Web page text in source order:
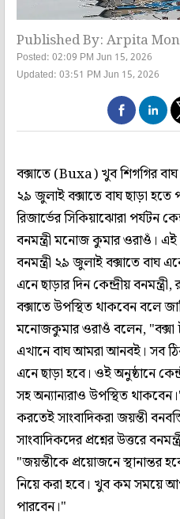
Published By: Arpita
Posted: 02:09 PM Jun 15, 2026
Updated: 03:51 PM Jun 15, 2026
বক্সাতে (Buxa) খুব শিগগির
২৯ জুলাই বক্সাতে বাঘ ছাড়া হতে
রিজার্ভের সিকিয়াঝোরা পর্যটন
বনমন্ত্রী মনোজ কুমার ওরাওঁ। এই
বনমন্ত্রী ২৯ জুলাই বক্সাতে বাঘ
এনে ছাড়ার দিন কেন্দ্রীয় বনমন্ত্রী,
বক্সাতে উপস্থিত থাকবেন বলে
মনোজকুমার ওরাওঁ বলেন, "বক্সা
এখানে বাঘ আমরা আনবই। সব
এনে ছাড়া হবে। ওই অনুষ্ঠানে
সহ অন্যান্যরাও উপস্থিত
করতেই সাংবাদিকরা জয়ন্তী
সাংবাদিকদের প্রশ্নের উত্তরে
"জয়ন্তীকে প্রয়োজনে স্থানান্তর
নিয়ে করা হবে। খুব কম সময়ে
পারবেন।"